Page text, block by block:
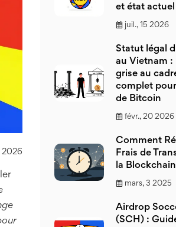
2026
et état actuel
juil., 15 2026
Statut légal
au Vietnam :
grise au
complet
de Bitcoin
févr., 20 2026
Comment
Frais de
la Blockchain
mars, 3 2025
Airdrop
(SCH) :